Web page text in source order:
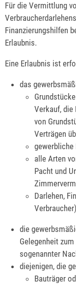
Für die Vermittlung
Finanzierungshilfen
Erlaubnis.
Eine Erlaubnis ist
das
Verkauf, die
von
Verträgen
gewerbliche
alle Arten
Pacht und
Darlehen,
die
Gelegenheit
sogenannter
diejenigen, die
Bauträger